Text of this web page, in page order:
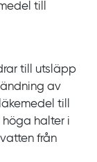
till
till utsläpp
av
till
halter i
från